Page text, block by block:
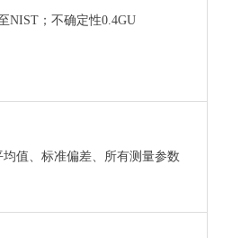
NIST；不确定性0.4GU
值、标准偏差、所有测量参数